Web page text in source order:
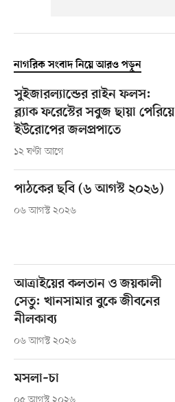
নাগরিক সংবাদ নিয়ে আরও পড়ুন
সুইজারল্যান্ডের রাইন ফলস:
ব্ল্যাক ফরেস্টের সবুজ ছায়া পেরিয়ে
ইউরোপের জলপ্রপাতে
১২ ঘণ্টা আগে
পাঠকের ছবি (৬ আগস্ট ২০২৬)
০৬ আগস্ট ২০২৬
আত্রাইয়ের কলতান ও জয়কালী
সেতু: খানসামার বুকে জীবনের
নীলকাব্য
০৬ আগস্ট ২০২৬
মসলা–চা